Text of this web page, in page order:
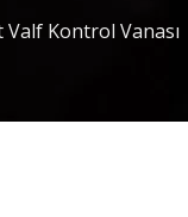
Valf Kontrol Vanası